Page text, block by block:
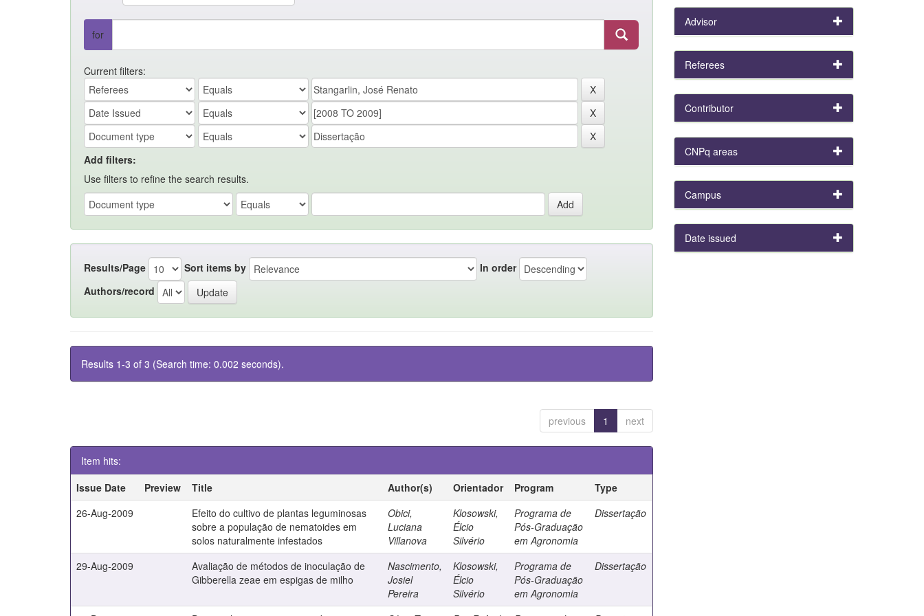
for
Current filters:
Add filters:
Use filters to refine the search results.
Results/Page Sort items by
In order
Authors/record
Results 1-3 of 3 (Search time: 0.002 seconds).
previous 1 next
Item hits:
Issue Date
Preview Title Author(s) Orientador Program
Type
26-Aug-2009
Efeito do cultivo de plantas leguminosas
sobre a população de nematoides em
solos naturalmente infestados
Obici,
Luciana
Villanova
Klosowski,
Élcio
Silvério
Programa de
Pós-Graduação
em Agronomia
Dissertação
29-Aug-2009
Avaliação de métodos de inoculação de
Gibberella zeae em espigas de milho
Nascimento,
Josiel
Pereira
Klosowski,
Élcio
Silvério
Programa de
Pós-Graduação
em Agronomia
Dissertação
Advisor
Referees
Contributor
CNPq areas
Campus
Date issued